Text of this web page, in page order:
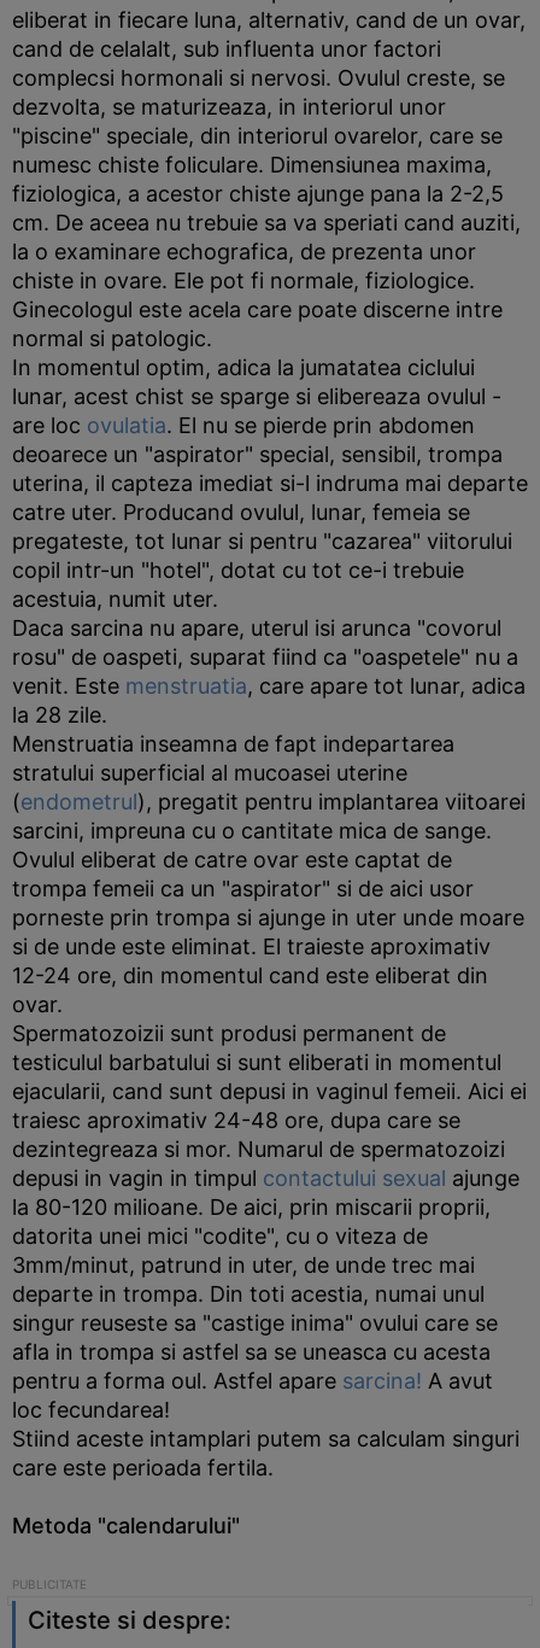
eliberat in fiecare luna, alternativ, cand de un ovar,
cand de celalalt, sub influenta unor factori
complecsi hormonali si nervosi. Ovulul creste, se
dezvolta, se maturizeaza, in interiorul unor
"piscine" speciale, din interiorul ovarelor, care se
numesc chiste foliculare. Dimensiunea maxima,
fiziologica, a acestor chiste ajunge pana la 2-2,5
cm. De aceea nu trebuie sa va speriati cand auziti,
la o examinare echografica, de prezenta unor
chiste in ovare. Ele pot fi normale, fiziologice.
Ginecologul este acela care poate discerne intre
normal si patologic.
In momentul optim, adica la jumatatea ciclului
lunar, acest chist se sparge si elibereaza ovulul -
are loc ovulatia. El nu se pierde prin abdomen
deoarece un "aspirator" special, sensibil, trompa
uterina, il capteza imediat si-l indruma mai departe
catre uter. Producand ovulul, lunar, femeia se
pregateste, tot lunar si pentru "cazarea" viitorului
copil intr-un "hotel", dotat cu tot ce-i trebuie
acestuia, numit uter.
Daca sarcina nu apare, uterul isi arunca "covorul
rosu" de oaspeti, suparat fiind ca "oaspetele" nu a
venit. Este menstruatia, care apare tot lunar, adica
la 28 zile.
Menstruatia inseamna de fapt indepartarea
stratului superficial al mucoasei uterine
(endometrul), pregatit pentru implantarea viitoarei
sarcini, impreuna cu o cantitate mica de sange.
Ovulul eliberat de catre ovar este captat de
trompa femeii ca un "aspirator" si de aici usor
porneste prin trompa si ajunge in uter unde moare
si de unde este eliminat. El traieste aproximativ
12-24 ore, din momentul cand este eliberat din
ovar.
Spermatozoizii sunt produsi permanent de
testiculul barbatului si sunt eliberati in momentul
ejacularii, cand sunt depusi in vaginul femeii. Aici ei
traiesc aproximativ 24-48 ore, dupa care se
dezintegreaza si mor. Numarul de spermatozoizi
depusi in vagin in timpul contactului sexual ajunge
la 80-120 milioane. De aici, prin miscarii proprii,
datorita unei mici "codite", cu o viteza de
3mm/minut, patrund in uter, de unde trec mai
departe in trompa. Din toti acestia, numai unul
singur reuseste sa "castige inima" ovului care se
afla in trompa si astfel sa se uneasca cu acesta
pentru a forma oul. Astfel apare sarcina! A avut
loc fecundarea!
Stiind aceste intamplari putem sa calculam singuri
care este perioada fertila.
Metoda "calendarului"
Citeste si despre: